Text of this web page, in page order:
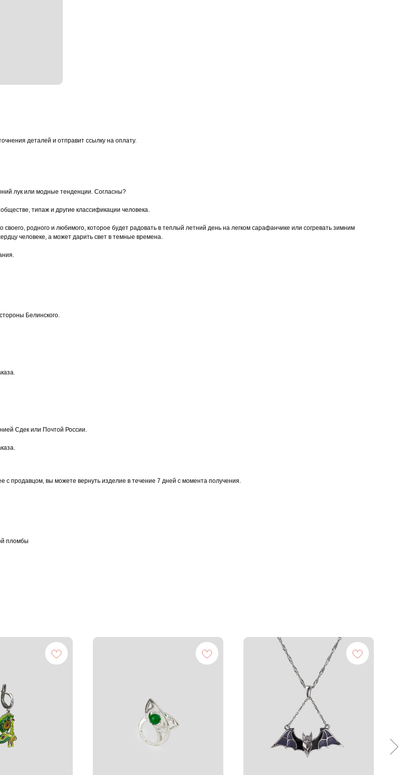
деталей и отправит ссылку на оплату.
лук или модные тенденции. Согласны?
типаж и другие классификации человека.
своего, родного и любимого, которое будет радовать в теплый летний день на легком сарафанчике или согревать зимним
человеке, а может дарить свет в темные времена.
Белинского.
Сдек или Почтой России.
с продавцом, вы можете вернуть изделие в течение 7 дней с момента получения.
пломбы